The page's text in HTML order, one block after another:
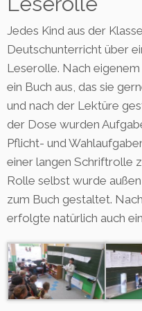
Jedes Kind aus der
Deutschunterricht über
Leserolle. Nach
ein Buch aus, das sie
und nach der Lektüre
der Dose wurden
Pflicht- und
einer langen Schriftrolle
Rolle selbst wurde
zum Buch gestaltet.
erfolgte natürlich auch